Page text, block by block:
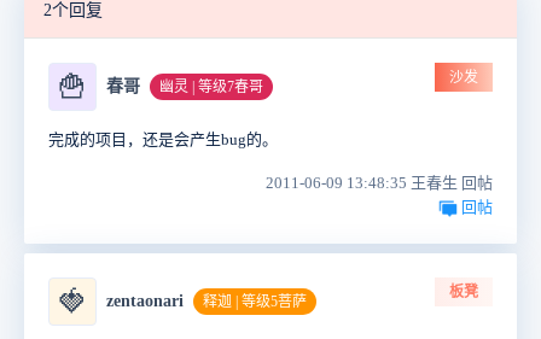
2个回复
🍟 春哥 幽灵 | 等级7春哥
沙发
完成的项目，还是会产生bug的。
2011-06-09 13:48:35 王春生 回帖
回帖
🍓 zentaonari 释迦 | 等级5菩萨
板凳